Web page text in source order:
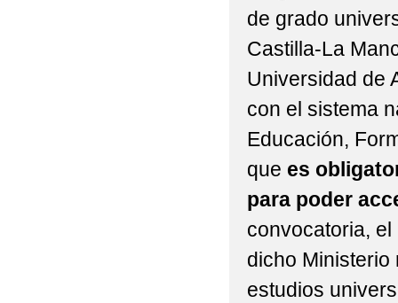
de grado
Castilla-La
Universidad de
con el sistema
Educación,
que es
para poder
convocatoria,
dicho Ministerio
estudios